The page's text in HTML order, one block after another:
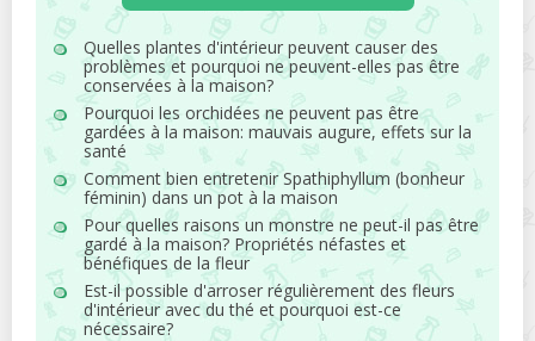
Quelles plantes d'intérieur peuvent causer des
problèmes et pourquoi ne peuvent-elles pas être
conservées à la maison?
Pourquoi les orchidées ne peuvent pas être
gardées à la maison: mauvais augure, effets sur la
santé
Comment bien entretenir Spathiphyllum (bonheur
féminin) dans un pot à la maison
Pour quelles raisons un monstre ne peut-il pas être
gardé à la maison? Propriétés néfastes et
bénéfiques de la fleur
Est-il possible d'arroser régulièrement des fleurs
d'intérieur avec du thé et pourquoi est-ce
nécessaire?